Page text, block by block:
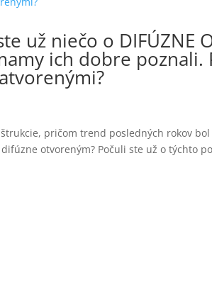
už niečo o DIFÚZNE
ich dobre poznali.
pričom trend posledných rokov bol
otvoreným? Počuli ste už o týchto